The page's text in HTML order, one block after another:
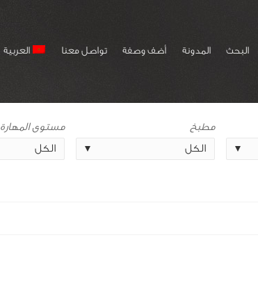
البحث المدونة أضف وصفة تواصل معنا العربية
مطبخ
مستوى المهارة